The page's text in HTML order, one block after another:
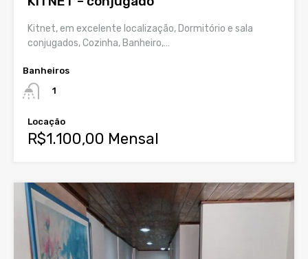
Kitnet, em excelente localização, Dormitório e sala
conjugados, Cozinha, Banheiro,…
Banheiros
1
Locação
R$1.100,00 Mensal